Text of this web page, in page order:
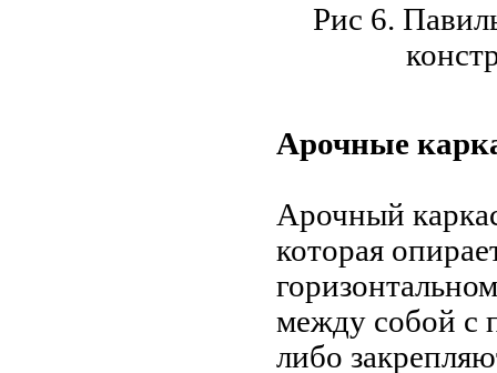
Рис 6.
Арочные
Арочный
которая
между собой с
либо